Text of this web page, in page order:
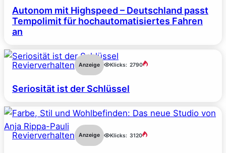
Autonom mit Highspeed – Deutschland passt
Tempolimit für hochautomatisiertes Fahren
an
Revierverhalten Anzeige Klicks: 2790
Seriosität ist der Schlüssel
Revierverhalten Anzeige Klicks: 3120